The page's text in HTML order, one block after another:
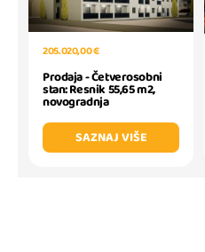
205.020,00 €
Prodaja - Četverosobni
stan: Resnik 55,65 m2,
novogradnja
SAZNAJ VIŠE